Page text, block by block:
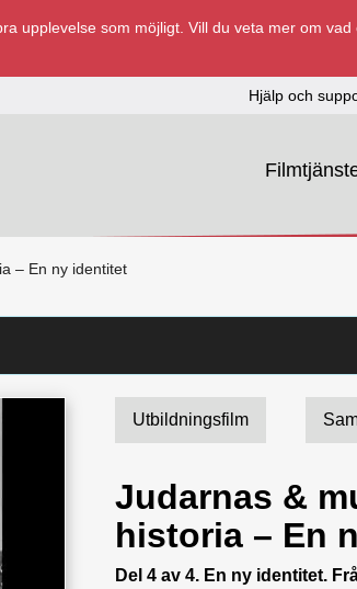
upplevelse som möjligt. Vill du veta mer om
Hjälp och
– En ny identitet
Utbildningsfilm
Judarnas &
historia – En
Del 4 av 4. En ny identitet.